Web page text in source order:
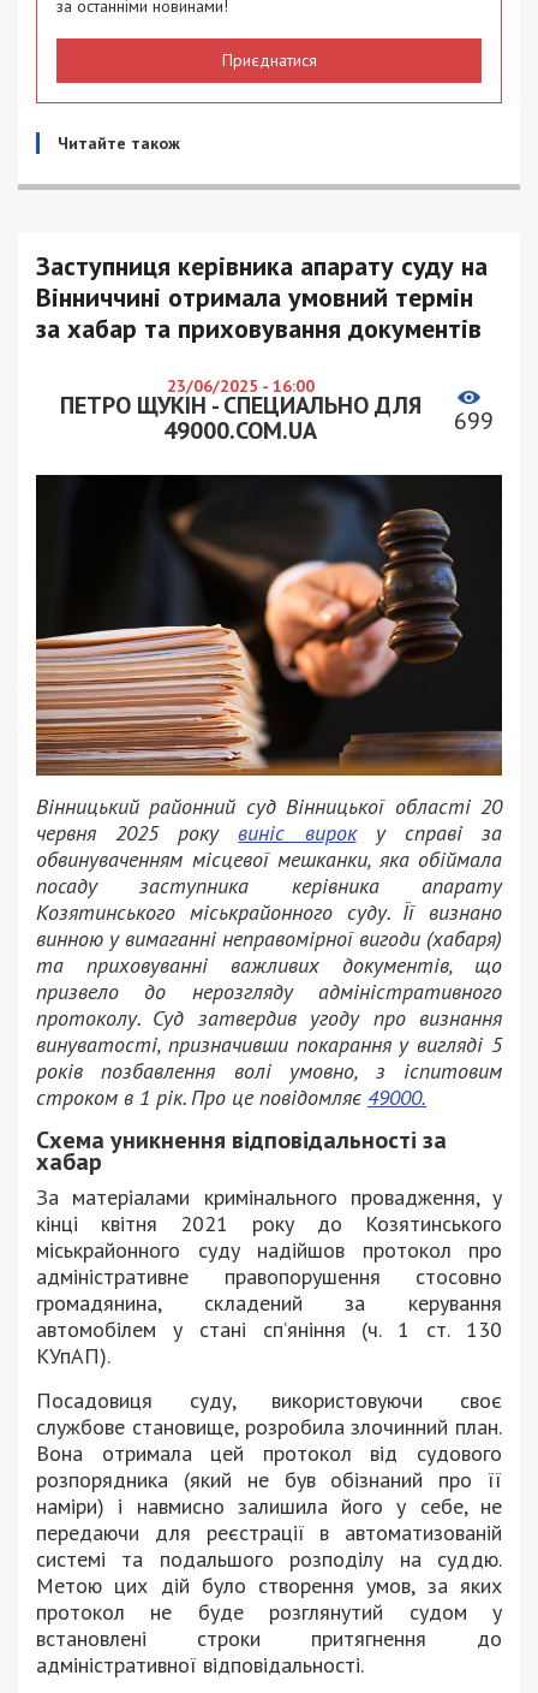
за останніми новинами!
Приєднатися
Читайте також
Заступниця керівника апарату суду на
Вінниччині отримала умовний термін
за хабар та приховування документів
23/06/2025 - 16:00
ПЕТРО ЩУКІН - СПЕЦИАЛЬНО ДЛЯ
49000.COM.UA
699
Вінницький районний суд Вінницької області 20
червня 2025 рокувиніс вироку справі за
обвинуваченням місцевої мешканки, яка обіймала
посаду заступника керівника апарату
Козятинського міськрайонного суду. Її визнано
винною у вимаганні неправомірної вигоди (хабаря)
та приховуванні важливих документів, що
призвело до нерозгляду адміністративного
протоколу. Суд затвердив угоду про визнання
винуватості, призначивши покарання у вигляді 5
років позбавлення волі умовно, з іспитовим
строком в 1 рік. Про це повідомляє 49000.
Схема уникнення відповідальності за
хабар
За матеріалами кримінального провадження, у
кінці квітня 2021 року до Козятинського
міськрайонного суду надійшов протокол про
адміністративне правопорушення стосовно
громадянина, складений за керування
автомобілем у стані сп’яніння (ч. 1 ст. 130
КУпАП).
Посадовиця суду, використовуючи своє
службове становище, розробила злочинний план.
Вона отримала цей протокол від судового
розпорядника (який не був обізнаний про її
наміри) і навмисно залишила його у себе, не
передаючи для реєстрації в автоматизованій
системі та подальшого розподілу на суддю.
Метою цих дій було створення умов, за яких
протокол не буде розглянутий судом у
встановлені строки притягнення до
адміністративної відповідальності.